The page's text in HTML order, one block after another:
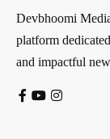
Devbhoomi
platform
and impactful